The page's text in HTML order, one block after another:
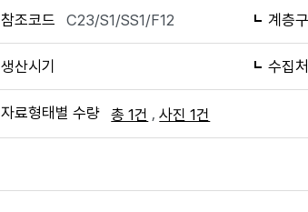
참조코드 C23/S1/SS1/F12 계층
생산시기 수집처
자료형태별 수량 총 1건 ,사진 1건